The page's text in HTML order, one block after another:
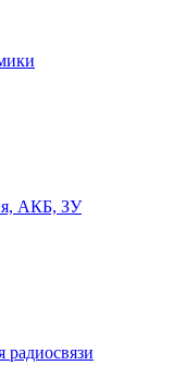
АКБ, ЗУ
радиосвязи